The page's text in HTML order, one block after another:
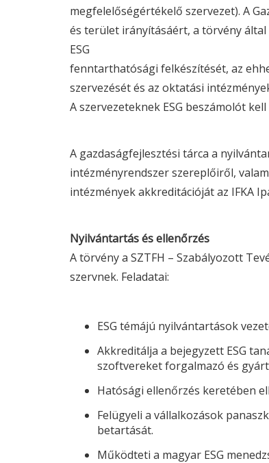
megfelelőségértékelő szervezet). A
és terület irányításáért, a törvény
ESG
fenntarthatósági felkészítését, az
szervezését és az oktatási
A szervezeteknek ESG beszámolót
A gazdaságfejlesztési tárca a
intézményrendszer szereplőiről,
intézmények akkreditációját az IFKA
Nyilvántartás és ellenőrzés
A törvény a SZTFH – Szabályozott
szervnek. Feladatai:
ESG témájú nyilvántartások
Akkreditálja a bejegyzett ESG
szoftvereket forgalmazó és
Hatósági ellenőrzés keretében
Felügyeli a vállalkozások
betartását.
Működteti a magyar ESG